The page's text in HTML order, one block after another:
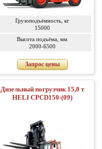
Грузоподъёмность, кг
15000
Высота подъёма, мм
2000-6500
Запрос цены
Дизельный погрузчик 15,0 т
HELI CPCD150-(09)